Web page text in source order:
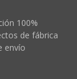
100%
de fábrica
envío